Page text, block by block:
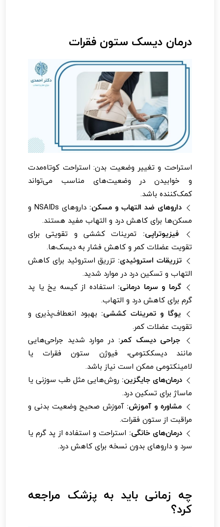
درمان دیسک ستون فقرات
استراحت و تغییر وضعیت بدن: استراحت کوتاه‌مدت
و خوابیدن در وضعیت‌های مناسب می‌تواند
کمک‌کننده باشد.
داروهای ضد التهاب و مسکن:
داروهای NSAIDs و
مسکن‌ها برای کاهش درد و التهاب مفید هستند.
فیزیوتراپی: تمرینات کششی و تقویتی برای
تقویت عضلات کمر و کاهش فشار به دیسک‌ها.
تزریقات استروئیدی: تزریق استروئید برای کاهش
التهاب و تسکین درد در موارد شدید.
گرما و سرما درمانی: استفاده از کیسه یخ یا پد
گرم برای کاهش درد و التهاب.
یوگا و تمرینات کششی: بهبود انعطاف‌پذیری و
تقویت عضلات کمر.
جراحی دیسک کمر: در موارد شدید جراحی‌هایی
مانند دیسککتومی، فیوژن ستون فقرات یا
لامینکتومی ممکن است نیاز باشد.
درمان‌های جایگزین: روش‌هایی مثل طب سوزنی یا
ماساژ برای تسکین درد.
مشاوره و آموزش: آموزش صحیح وضعیت بدنی و
مراقبت از ستون فقرات.
درمان‌های خانگی: استراحت و استفاده از پد گرم یا
سرد و داروهای بدون نسخه برای کاهش درد.
چه زمانی باید به پزشک مراجعه
کرد؟